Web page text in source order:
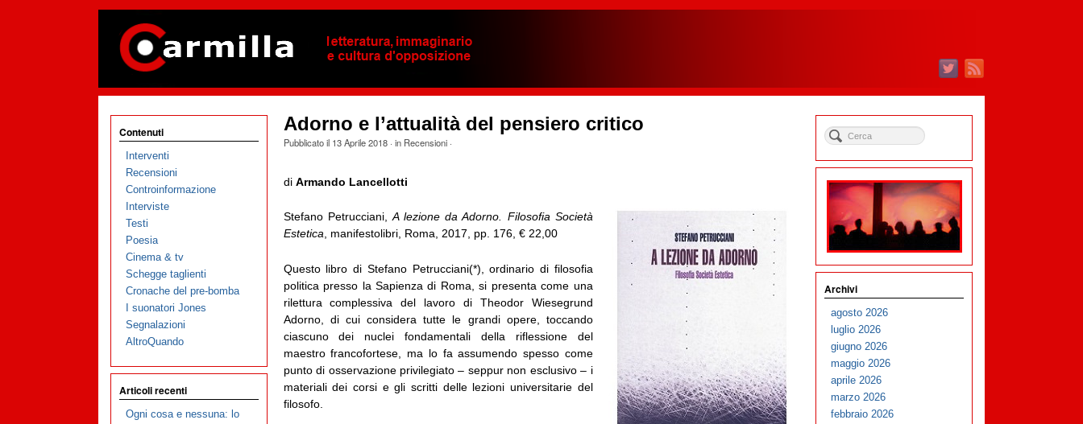
Adorno e l’attualità del pensiero critico
Pubblicato il 13 Aprile 2018· in Recensioni·
di Armando Lancellotti
Stefano Petrucciani,A lezione da Adorno. Filosofia Società
Estetica, manifestolibri, Roma, 2017, pp. 176, € 22,00
Questo libro di Stefano Petrucciani(*), ordinario di filosofia
politica presso la Sapienza di Roma, si presenta come una
rilettura complessiva del lavoro di Theodor Wiesegrund
Adorno, di cui considera tutte le grandi opere, toccando
ciascuno dei nuclei fondamentali della riflessione del
maestro francofortese, ma lo fa assumendo spesso come
punto di osservazione privilegiato – seppur non esclusivo – i
materiali dei corsi e gli scritti delle lezioni universitarie del
filosofo.
Contenuti
Interventi
Recensioni
Controinformazione
Interviste
Testi
Poesia
Cinema & tv
Schegge taglienti
Cronache del pre-bomba
I suonatori Jones
Segnalazioni
AltroQuando
Articoli recenti
Ogni cosa e nessuna: lo
Archivi
agosto 2026
luglio 2026
giugno 2026
maggio 2026
aprile 2026
marzo 2026
febbraio 2026